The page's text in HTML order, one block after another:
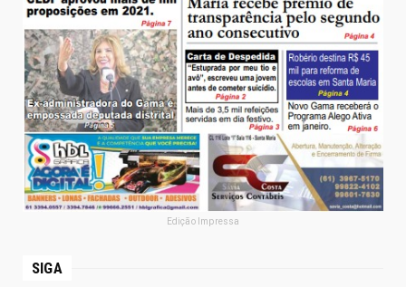
Edição Impressa
SIGA